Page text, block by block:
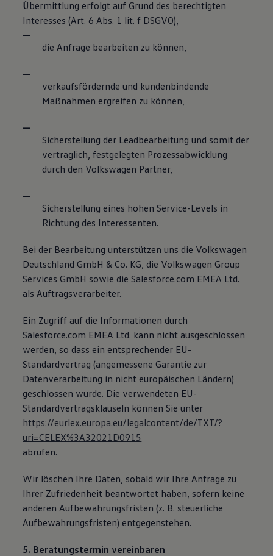
Übermittlung erfolgt auf Grund des berechtigten
Interesses (Art. 6 Abs. 1 lit. f DSGVO),
die Anfrage bearbeiten zu können,
verkaufsfördernde und kundenbindende
Maßnahmen ergreifen zu können,
Sicherstellung der Leadbearbeitung und somit der
vertraglich, festgelegten Prozessabwicklung
durch den Volkswagen Partner,
Sicherstellung eines hohen Service-Levels in
Richtung des Interessenten.
Bei der Bearbeitung unterstützen uns die Volkswagen
Deutschland GmbH & Co. KG, die Volkswagen Group
Services GmbH sowie die Salesforce.com EMEA Ltd.
als Auftragsverarbeiter.
Ein Zugriff auf die Informationen durch
Salesforce.com EMEA Ltd. kann nicht ausgeschlossen
werden, so dass ein entsprechender EU-
Standardvertrag (angemessene Garantie zur
Datenverarbeitung in nicht europäischen Ländern)
geschlossen wurde. Die verwendeten EU-
Standardvertragsklauseln können Sie unter
https://eurlex.europa.eu/legalcontent/de/TXT/?
uri=CELEX%3A32021D0915
abrufen.
Wir löschen Ihre Daten, sobald wir Ihre Anfrage zu
Ihrer Zufriedenheit beantwortet haben, sofern keine
anderen Aufbewahrungsfristen (z. B. steuerliche
Aufbewahrungsfristen) entgegenstehen.
5. Beratungstermin vereinbaren